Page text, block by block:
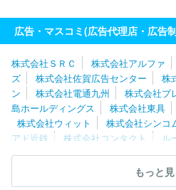
シー
ゲンダイエージェンシー株式
ルディングス
株式会社さんぽう
広告・マスコミ(広告代理店・広告
株式会社ＳＲＣ 株式会社アルファ
ズ
株式会社佐賀広告センター 株
ン
株式会社電通九州 株式会社プ
島ホールディングス
株式会社東具
株式会社ウィット
株式会社シンコ
アド近鉄
株式会社コンタクト ル
信
株式会社讀宣 株式会社ファブ
株式会社人財企画 株
Ｇ
もっと